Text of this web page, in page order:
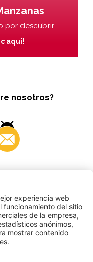
por descubrir
aquí!
nosotros?